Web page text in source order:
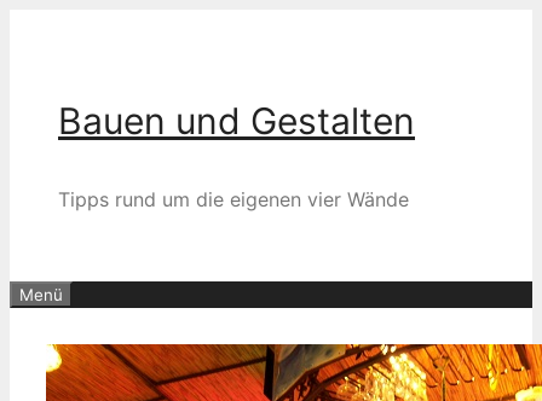
Bauen und Gestalten
Tipps rund um die eigenen vier Wände
Menü